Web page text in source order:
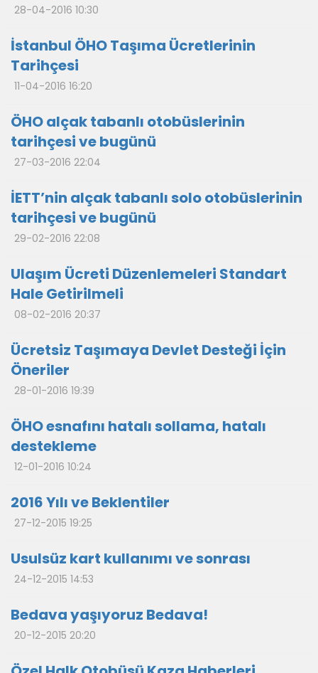
28-04-2016 10:30
İstanbul ÖHO Taşıma Ücretlerinin
Tarihçesi
11-04-2016 16:20
ÖHO alçak tabanlı otobüslerinin
tarihçesi ve bugünü
27-03-2016 22:04
İETT’nin alçak tabanlı solo otobüslerinin
tarihçesi ve bugünü
29-02-2016 22:08
Ulaşım Ücreti Düzenlemeleri Standart
Hale Getirilmeli
08-02-2016 20:37
Ücretsiz Taşımaya Devlet Desteği İçin
Öneriler
28-01-2016 19:39
ÖHO esnafını hatalı sollama, hatalı
destekleme
12-01-2016 10:24
2016 Yılı ve Beklentiler
27-12-2015 19:25
Usulsüz kart kullanımı ve sonrası
24-12-2015 14:53
Bedava yaşıyoruz Bedava!
20-12-2015 20:20